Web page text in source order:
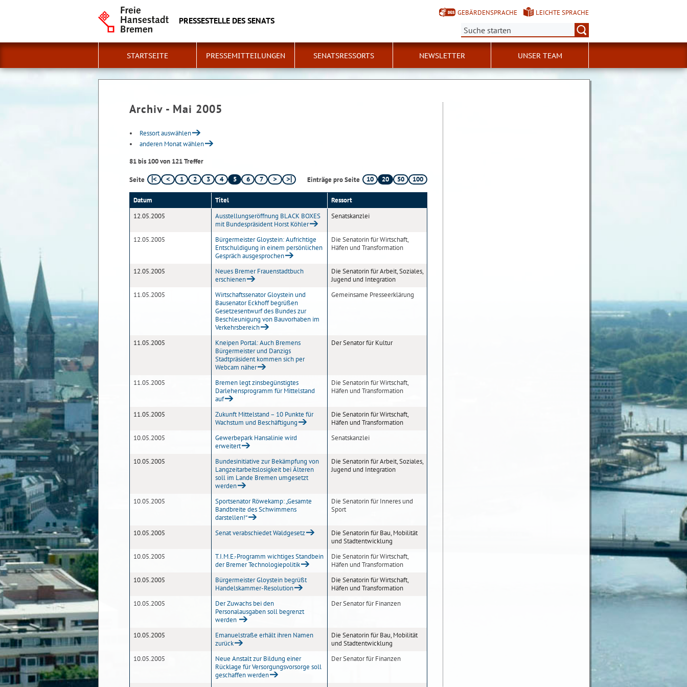
PRESSESTELLE DES SENATS
GEBÄRDENSPRACHE
LEICHTE SPRACHE
Suche:
STARTSEITE PRESSEMITTEILUNGEN SENATSRESSORTS NEWSLETTER UNSER TEAM
Archiv - Mai 2005
Ressort auswählen
anderen Monat wählen
81 bis 100 von 121 Treffer
Seite 1 2 3 4 5 6 7 Einträge pro Seite 10 20 50 100
Datum Titel
Ressort
12.05.2005
Ausstellungseröffnung BLACK BOXES
mit Bundespräsident Horst Köhler
Senatskanzlei
12.05.2005
Bürgermeister Gloystein: Aufrichtige
Entschuldigung in einem persönlichen
Gespräch ausgesprochen
Die Senatorin für Wirtschaft,
Häfen und Transformation
12.05.2005
Neues Bremer Frauenstadtbuch
erschienen
Die Senatorin für Arbeit, Soziales,
Jugend und Integration
11.05.2005
Wirtschaftssenator Gloystein und
Bausenator Eckhoff begrüßen
Gesetzesentwurf des Bundes zur
Beschleunigung von Bauvorhaben im
Verkehrsbereich
Gemeinsame Presseerklärung
11.05.2005
Kneipen Portal: Auch Bremens
Bürgermeister und Danzigs
Stadtpräsident kommen sich per
Webcam näher
Der Senator für Kultur
11.05.2005
Bremen legt zinsbegünstigtes
Darlehensprogramm für Mittelstand
auf
Die Senatorin für Wirtschaft,
Häfen und Transformation
11.05.2005
Zukunft Mittelstand – 10 Punkte für
Wachstum und Beschäftigung
Die Senatorin für Wirtschaft,
Häfen und Transformation
10.05.2005
Gewerbepark Hansalinie wird
erweitert
Senatskanzlei
10.05.2005
Bundesinitiative zur Bekämpfung von
Langzeitarbeitslosigkeit bei Älteren
soll im Lande Bremen umgesetzt
werden
Die Senatorin für Arbeit, Soziales,
Jugend und Integration
10.05.2005
Sportsenator Röwekamp: „Gesamte
Bandbreite des Schwimmens
darstellen!“
Die Senatorin für Inneres und
Sport
10.05.2005 Senat verabschiedet Waldgesetz
Die Senatorin für Bau, Mobilität
und Stadtentwicklung
10.05.2005
T.I.M.E.-Programm wichtiges Standbein
der Bremer Technologiepolitik
Die Senatorin für Wirtschaft,
Häfen und Transformation
10.05.2005
Bürgermeister Gloystein begrüßt
Handelskammer-Resolution
Die Senatorin für Wirtschaft,
Häfen und Transformation
10.05.2005
Der Zuwachs bei den
Personalausgaben soll begrenzt
werden
Der Senator für Finanzen
10.05.2005
Emanuelstraße erhält ihren Namen
zurück
Die Senatorin für Bau, Mobilität
und Stadtentwicklung
10.05.2005
Neue Anstalt zur Bildung einer
Rücklage für Versorgungsvorsorge soll
geschaffen werden
Der Senator für Finanzen